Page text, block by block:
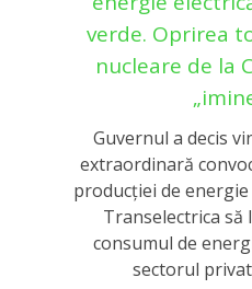
verde. Oprirea
nucleare de la
Guvernul a decis
extraordinară
producției de
Transelectrica să
consumul de
sectorul privat